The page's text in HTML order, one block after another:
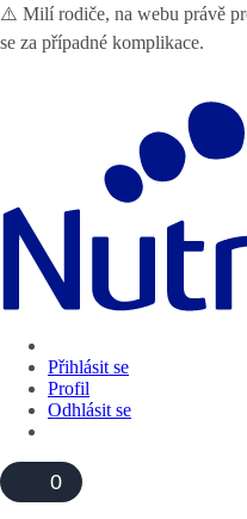
⚠️ Milí rodiče, na webu právě
se za případné komplikace.
Přihlásit se
Profil
Odhlásit se
0